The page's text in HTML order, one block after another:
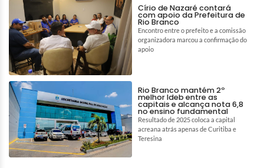
Círio de Nazaré contará
com apoio da Prefeitura de
Rio Branco
Encontro entre o prefeito e a comissão
organizadora marcou a confirmação do
apoio
Rio Branco mantém 2º
melhor Ideb entre as
capitais e alcança nota 6,8
no ensino fundamental
Resultado de 2025 coloca a capital
acreana atrás apenas de Curitiba e
Teresina